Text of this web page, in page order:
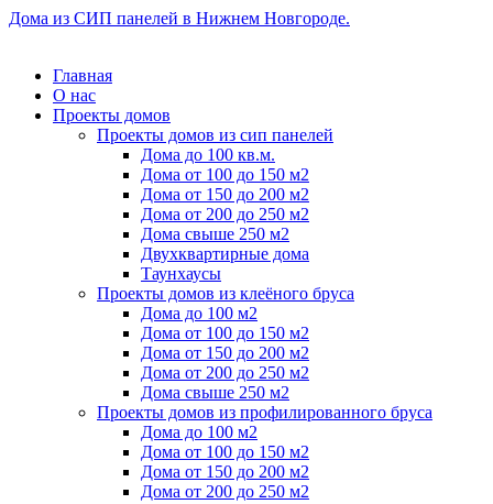
Дома из СИП панелей в Нижнем Новгороде.
Главная
О нас
Проекты домов
Проекты домов из сип панелей
Дома до 100 кв.м.
Дома от 100 до 150 м2
Дома от 150 до 200 м2
Дома от 200 до 250 м2
Дома свыше 250 м2
Двухквартирные дома
Таунхаусы
Проекты домов из клеёного бруса
Дома до 100 м2
Дома от 100 до 150 м2
Дома от 150 до 200 м2
Дома от 200 до 250 м2
Дома свыше 250 м2
Проекты домов из профилированного бруса
Дома до 100 м2
Дома от 100 до 150 м2
Дома от 150 до 200 м2
Дома от 200 до 250 м2